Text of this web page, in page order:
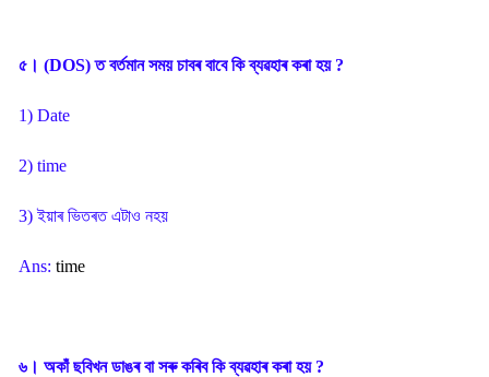
৫। (DOS) ত বৰ্তমান সময় চাবৰ বাবে কি ব্যৱহাৰ কৰা হয় ?
1) Date
2) time
3) ইয়াৰ ভিতৰত এটাও নহয়
Ans: time
৬। অকাঁ ছবিখন ডাঙৰ বা সৰু কৰিব কি ব্যৱহাৰ কৰা হয় ?